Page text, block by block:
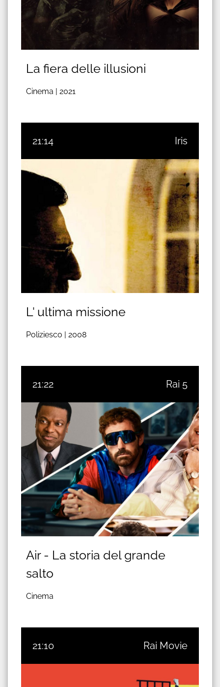
La fiera delle illusioni
Cinema | 2021
21:14 Iris
L' ultima missione
Poliziesco | 2008
21:22 Rai 5
Air - La storia del grande
salto
Cinema
21:10 Rai Movie